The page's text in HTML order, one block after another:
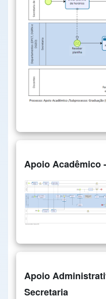
Apoio Acadêmico
Apoio
Secretaria